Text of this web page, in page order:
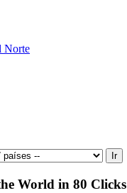
Norte
World in 80 Clicks